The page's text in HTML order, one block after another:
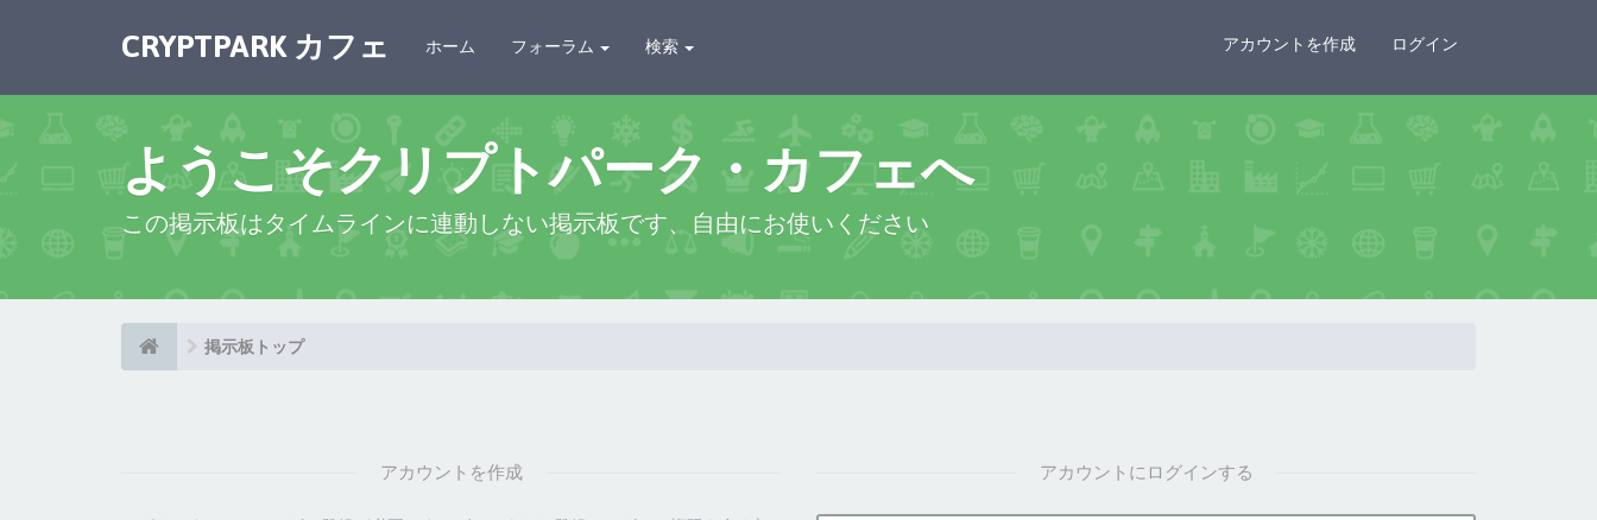
CRYPTPARK カフェ ホーム フォーラム 検索 アカウントを作成 ログイン
ようこそクリプトパーク・カフェへ
この掲示板はタイムラインに連動しない掲示板です、自由にお使いください
掲示板トップ
アカウントを作成 アカウントにログインする